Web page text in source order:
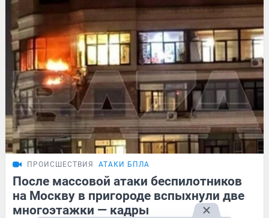
ПРОИСШЕСТВИЯ АТАКИ БПЛА
После массовой атаки беспилотников
на Москву в пригороде вспыхнули две
многоэтажки — кадры